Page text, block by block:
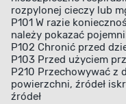
rozpylonej cieczy lub
P101 W razie
należy pokazać
P102 Chronić przed
P103 Przed użyciem
P210 Przechowywać z
powierzchni, źródeł
źródeł